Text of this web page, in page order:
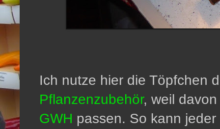
Ich nutze hier die Töpfchen
Pflanzenzubehör, weil
GWH passen. So kann